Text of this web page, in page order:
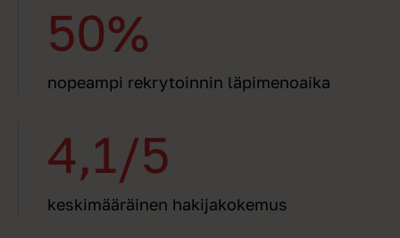
50%
nopeampi rekrytoinnin läpimenoaika
4,1/5
keskimääräinen hakijakokemus